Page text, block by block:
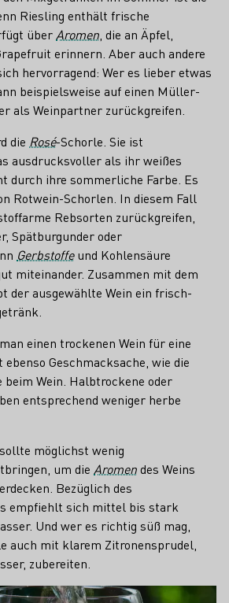
Riesling enthält frische
über Aromen , die an Äpfel,
erinnern. Aber auch andere
hervorragend: Wer es lieber etwas
beispielsweise auf einen Müller-
als Weinpartner zurückgreifen.
die Rosé-Schorle. Sie ist
ausdrucksvoller als ihr weißes
durch ihre sommerliche Farbe. Es
Rotwein-Schorlen. In diesem Fall
Rebsorten zurückgreifen,
Spätburgunder oder
Gerbstoffeund Kohlensäure
miteinander. Zusammen mit dem
der ausgewählte Wein ein frisch-
einen trockenen Wein für eine
Geschmacksache, wie die
beim Wein. Halbtrockene oder
entsprechend weniger herbe
möglichst wenig
um die Aromendes Weins
Bezüglich des
empfiehlt sich mittel bis stark
Und wer es richtig süß mag,
auch mit klarem Zitronensprudel,
zubereiten.